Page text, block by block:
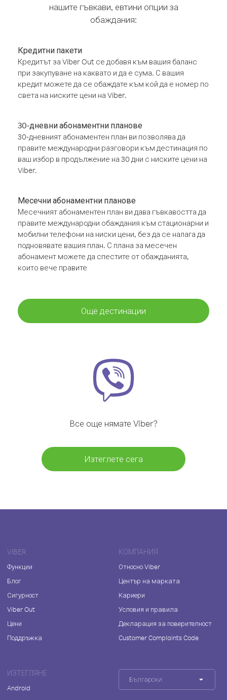
нашите гъвкави, евтини опции за
обаждания:
Кредитни пакети
Кредитът за Viber Out се добавя към вашия баланс
при закупуване на каквато и да е сума. С вашия
кредит можете да се обаждате към кой да е номер по
света на ниските цени на Viber.
30-дневни абонаментни планове
30-дневният абонаментен план ви позволява да
правите международни разговори към дестинация по
ваш избор в продължение на 30 дни с ниските цени на
Viber.
Месечни абонаментни планове
Месечният абонаментен план ви дава гъвкавостта да
правите международни обаждания към стационарни и
мобилни телефони на ниски цени, без да се налага да
подновявате вашия план. С плана за месечен
абонамент можете да спестите от обажданията,
които вече правите
Още дестинации
Все още нямате Viber?
Изтеглете сега
VIBER
Функции
Блог
Сигурност
Viber Out
Цени
Поддръжка
КОМПАНИЯ
Относно Viber
Център на марката
Кариери
Условия и правила
Декларация за поверителност
Customer Complaints Code
ИЗТЕГЛЯНЕ
Android
Български